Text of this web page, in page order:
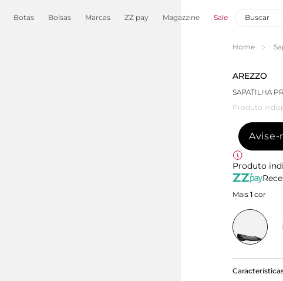
Botas Bolsas Marcas ZZ pay Magazzine Sale
Home
AREZZO
SAPATILHA
Produto
Avise-
Produto
Mais 1 cor